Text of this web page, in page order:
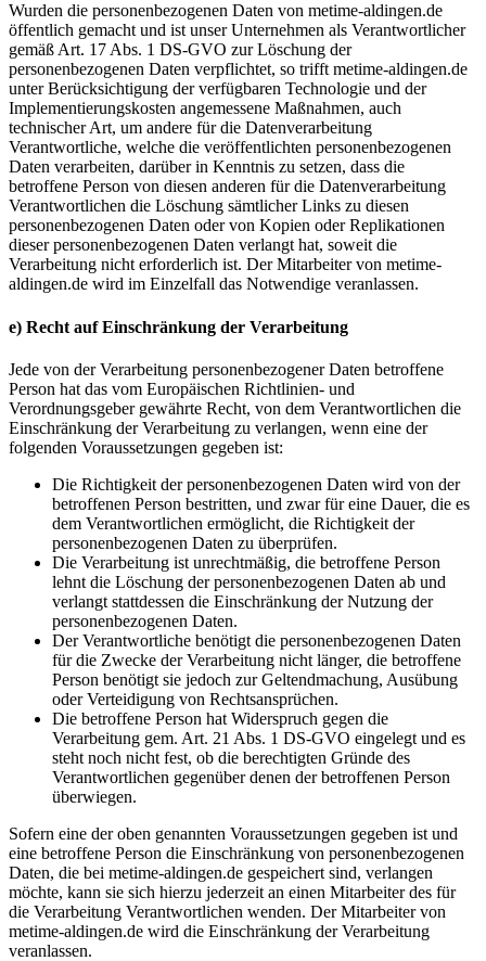
Wurden die personenbezogenen Daten von metime-aldingen.de
öffentlich gemacht und ist unser Unternehmen als Verantwortlicher
gemäß Art. 17 Abs. 1 DS-GVO zur Löschung der
personenbezogenen Daten verpflichtet, so trifft metime-aldingen.de
unter Berücksichtigung der verfügbaren Technologie und der
Implementierungskosten angemessene Maßnahmen, auch
technischer Art, um andere für die Datenverarbeitung
Verantwortliche, welche die veröffentlichten personenbezogenen
Daten verarbeiten, darüber in Kenntnis zu setzen, dass die
betroffene Person von diesen anderen für die Datenverarbeitung
Verantwortlichen die Löschung sämtlicher Links zu diesen
personenbezogenen Daten oder von Kopien oder Replikationen
dieser personenbezogenen Daten verlangt hat, soweit die
Verarbeitung nicht erforderlich ist. Der Mitarbeiter von metime-
aldingen.de wird im Einzelfall das Notwendige veranlassen.
e) Recht auf Einschränkung der Verarbeitung
Jede von der Verarbeitung personenbezogener Daten betroffene
Person hat das vom Europäischen Richtlinien- und
Verordnungsgeber gewährte Recht, von dem Verantwortlichen die
Einschränkung der Verarbeitung zu verlangen, wenn eine der
folgenden Voraussetzungen gegeben ist:
Die Richtigkeit der personenbezogenen Daten wird von der
betroffenen Person bestritten, und zwar für eine Dauer, die es
dem Verantwortlichen ermöglicht, die Richtigkeit der
personenbezogenen Daten zu überprüfen.
Die Verarbeitung ist unrechtmäßig, die betroffene Person
lehnt die Löschung der personenbezogenen Daten ab und
verlangt stattdessen die Einschränkung der Nutzung der
personenbezogenen Daten.
Der Verantwortliche benötigt die personenbezogenen Daten
für die Zwecke der Verarbeitung nicht länger, die betroffene
Person benötigt sie jedoch zur Geltendmachung, Ausübung
oder Verteidigung von Rechtsansprüchen.
Die betroffene Person hat Widerspruch gegen die
Verarbeitung gem. Art. 21 Abs. 1 DS-GVO eingelegt und es
steht noch nicht fest, ob die berechtigten Gründe des
Verantwortlichen gegenüber denen der betroffenen Person
überwiegen.
Sofern eine der oben genannten Voraussetzungen gegeben ist und
eine betroffene Person die Einschränkung von personenbezogenen
Daten, die bei metime-aldingen.de gespeichert sind, verlangen
möchte, kann sie sich hierzu jederzeit an einen Mitarbeiter des für
die Verarbeitung Verantwortlichen wenden. Der Mitarbeiter von
metime-aldingen.de wird die Einschränkung der Verarbeitung
veranlassen.